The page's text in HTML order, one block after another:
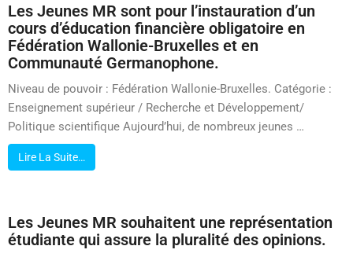
Les Jeunes MR sont pour l’instauration d’un
cours d’éducation financière obligatoire en
Fédération Wallonie-Bruxelles et en
Communauté Germanophone.
Niveau de pouvoir : Fédération Wallonie-Bruxelles. Catégorie :
Enseignement supérieur / Recherche et Développement/
Politique scientifique Aujourd’hui, de nombreux jeunes …
Lire La Suite…
Les Jeunes MR souhaitent une représentation
étudiante qui assure la pluralité des opinions.